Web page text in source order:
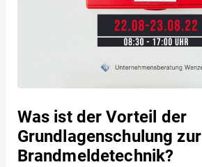
Was ist der Vorteil der
Grundlagenschulung zur
Brandmeldetechnik?